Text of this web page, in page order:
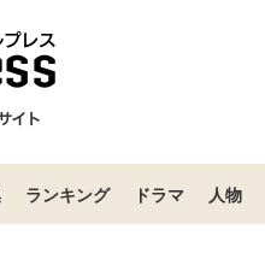
ランキング ドラマ 人物